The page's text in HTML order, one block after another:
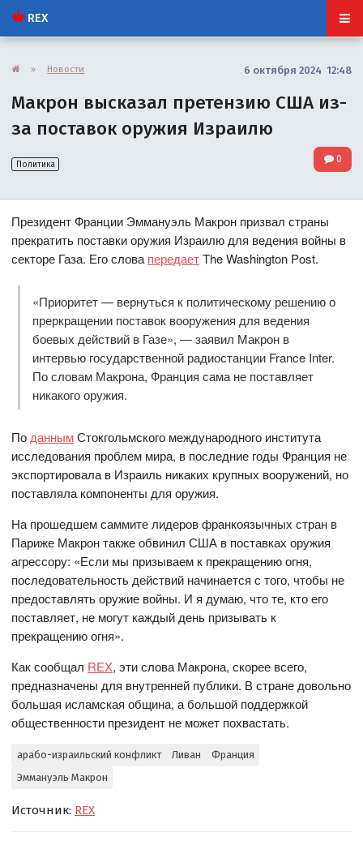
REX
» Новости 6 октября 2024 12:48
Макрон высказал претензию США из-
за поставок оружия Израилю
Политика 0
Президент Франции Эммануэль Макрон призвал страны
прекратить поставки оружия Израилю для ведения войны в
секторе Газа. Его словапередаетThe Washington Post.
«Приоритет — вернуться к политическому решению о
преркращении поставок вооружения для ведения
боевых действий в Газе», — заявил Макрон в
интервью государственной радиостанции France Inter.
По словам Макрона, Франция сама не поставляет
никакого оружия.
По даннымСтокгольмского международного института
исследования проблем мира, в последние годы Франция не
экспортировала в Израиль никаких крупных вооружений, но
поставляла компоненты для оружия.
На прошедшем саммите лидеров франкоязычных стран в
Париже Макрон также обвинил США в поставках оружия
агрессору: «Если мы призываем к прекращению огня,
последовательность действий начинается с того, чтобы не
предоставлять оружие войны. И я думаю, что те, кто его
поставляет, не могут каждый день призывать к
прекращению огня».
Как сообщал REX, эти слова Макрона, скорее всего,
предназначены для внутренней публики. В стране довольно
большая исламская община, а большой поддержкой
общественности президент не может похвастать.
арабо-израильский конфликт Ливан
Франция
Эммануэль Макрон
Источник: REX